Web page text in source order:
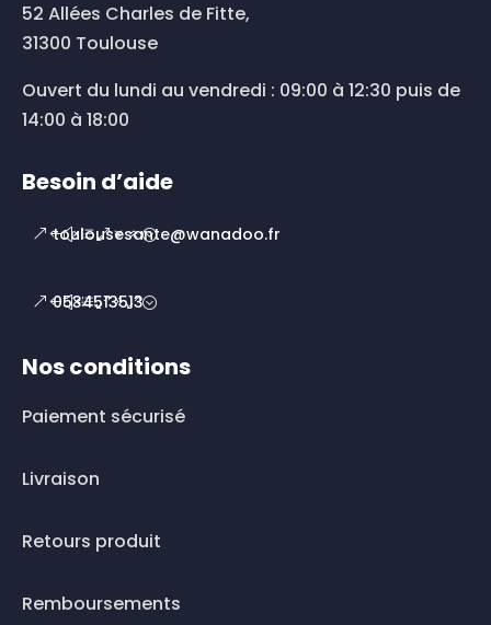
52 Allées Charles de Fitte,
31300 Toulouse
Ouvert du lundi au vendredi : 09:00 à 12:30 puis de
14:00 à 18:00
Besoin d’aide
toulousesante@wanadoo.fr
0534513513
Nos conditions
Paiement sécurisé
Livraison
Retours produit
Remboursements